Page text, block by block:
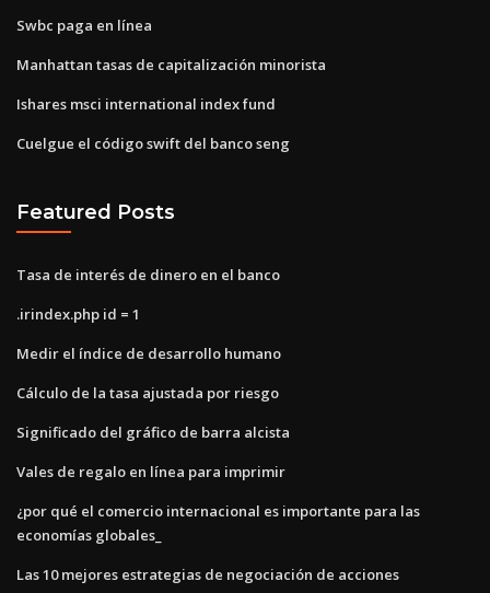
Swbc paga en línea
Manhattan tasas de capitalización minorista
Ishares msci international index fund
Cuelgue el código swift del banco seng
Featured Posts
Tasa de interés de dinero en el banco
.irindex.php id = 1
Medir el índice de desarrollo humano
Cálculo de la tasa ajustada por riesgo
Significado del gráfico de barra alcista
Vales de regalo en línea para imprimir
¿por qué el comercio internacional es importante para las
economías globales_
Las 10 mejores estrategias de negociación de acciones